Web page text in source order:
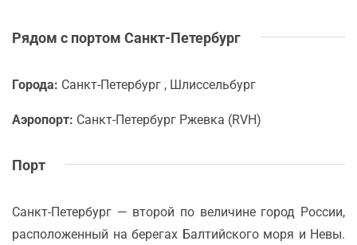
Рядом с портом Санкт-Петербург
Города: Санкт-Петербург , Шлиссельбург
Аэропорт: Санкт-Петербург Ржевка (RVH)
Порт
Санкт-Петербург — второй по величине город России,
расположенный на берегах Балтийского моря и Невы.